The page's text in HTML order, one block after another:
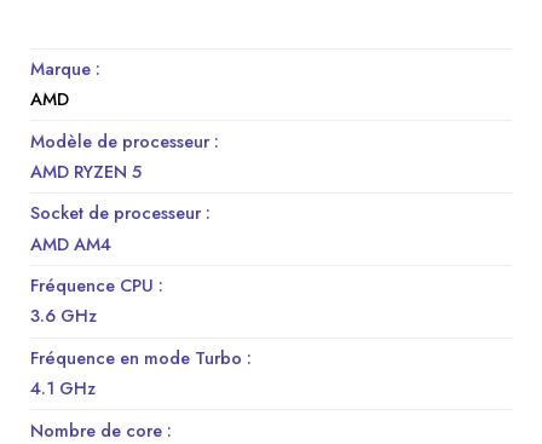
Marque :
AMD
Modèle de processeur :
AMD RYZEN 5
Socket de processeur :
AMD AM4
Fréquence CPU :
3.6 GHz
Fréquence en mode Turbo :
4.1 GHz
Nombre de core :